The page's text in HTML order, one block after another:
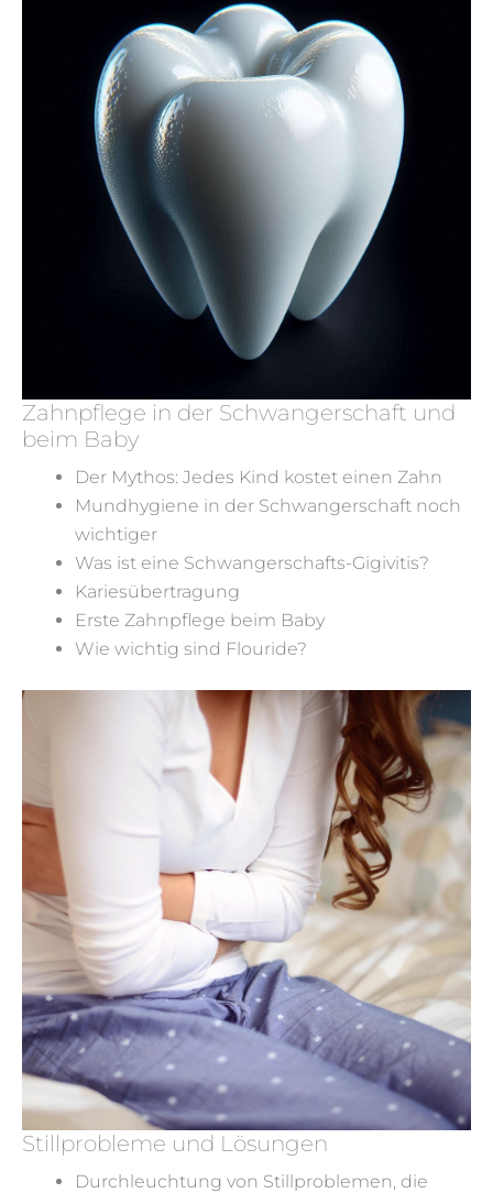
Zahnpflege in der Schwangerschaft und
beim Baby
Der Mythos: Jedes Kind kostet einen Zahn
Mundhygiene in der Schwangerschaft noch
wichtiger
Was ist eine Schwangerschafts-Gigivitis?
Kariesübertragung
Erste Zahnpflege beim Baby
Wie wichtig sind Flouride?
Stillprobleme und Lösungen
Durchleuchtung von Stillproblemen, die